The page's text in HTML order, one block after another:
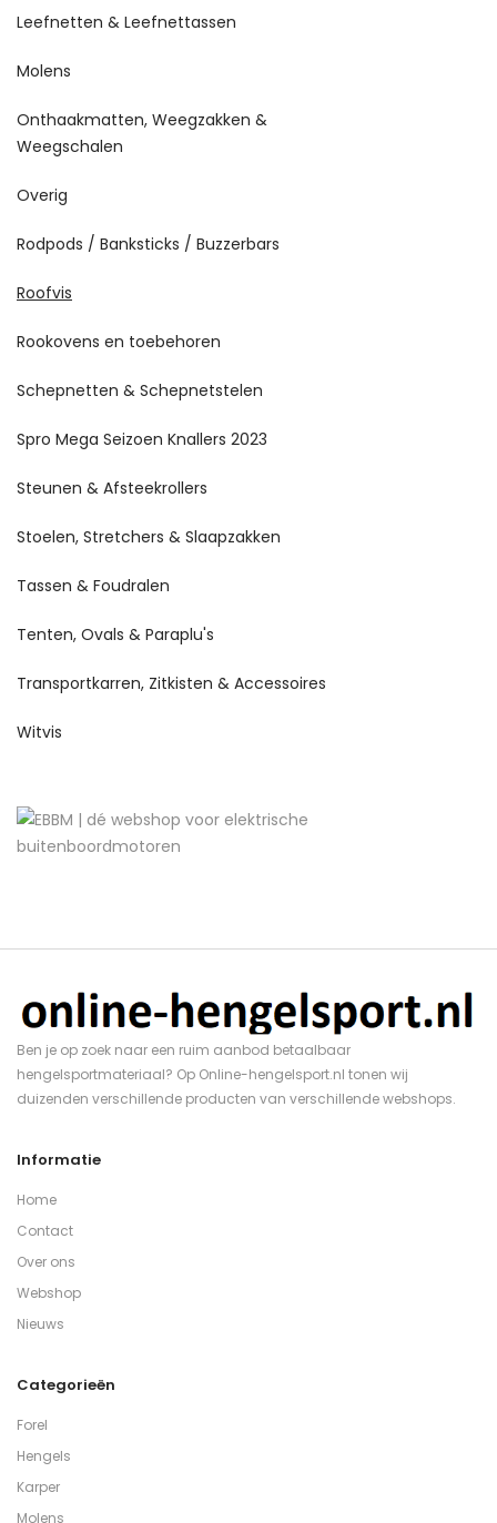
Leefnetten & Leefnettassen
Molens
Onthaakmatten, Weegzakken &
Weegschalen
Overig
Rodpods / Banksticks / Buzzerbars
Roofvis
Rookovens en toebehoren
Schepnetten & Schepnetstelen
Spro Mega Seizoen Knallers 2023
Steunen & Afsteekrollers
Stoelen, Stretchers & Slaapzakken
Tassen & Foudralen
Tenten, Ovals & Paraplu's
Transportkarren, Zitkisten & Accessoires
Witvis
Ben je op zoek naar een ruim aanbod betaalbaar
hengelsportmateriaal? Op Online-hengelsport.nl tonen wij
duizenden verschillende producten van verschillende webshops.
Informatie
Home
Contact
Over ons
Webshop
Nieuws
Categorieën
Forel
Hengels
Karper
Molens